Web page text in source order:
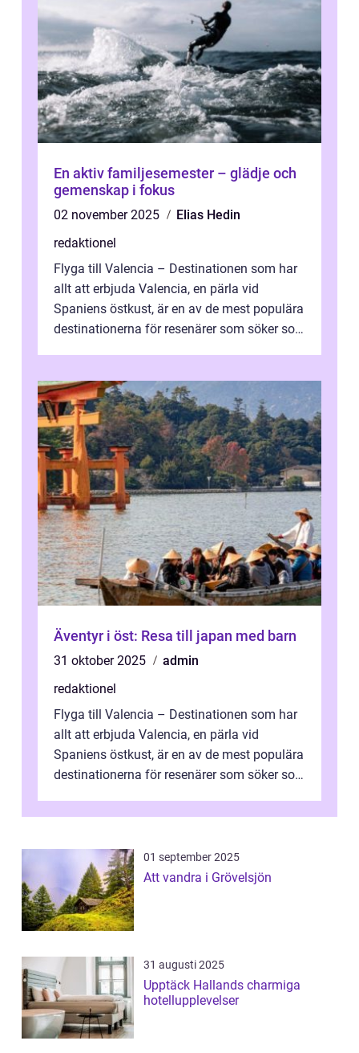
En aktiv familjesemester – glädje och
gemenskap i fokus
02 november 2025
Elias Hedin
redaktionel
Flyga till Valencia – Destinationen som har
allt att erbjuda Valencia, en pärla vid
Spaniens östkust, är en av de mest populära
destinationerna för resenärer som söker sol,
Äventyr i öst: Resa till japan med barn
31 oktober 2025
admin
redaktionel
Flyga till Valencia – Destinationen som har
allt att erbjuda Valencia, en pärla vid
Spaniens östkust, är en av de mest populära
destinationerna för resenärer som söker sol,
01 september 2025
Att vandra i Grövelsjön
31 augusti 2025
Upptäck Hallands charmiga
hotellupplevelser